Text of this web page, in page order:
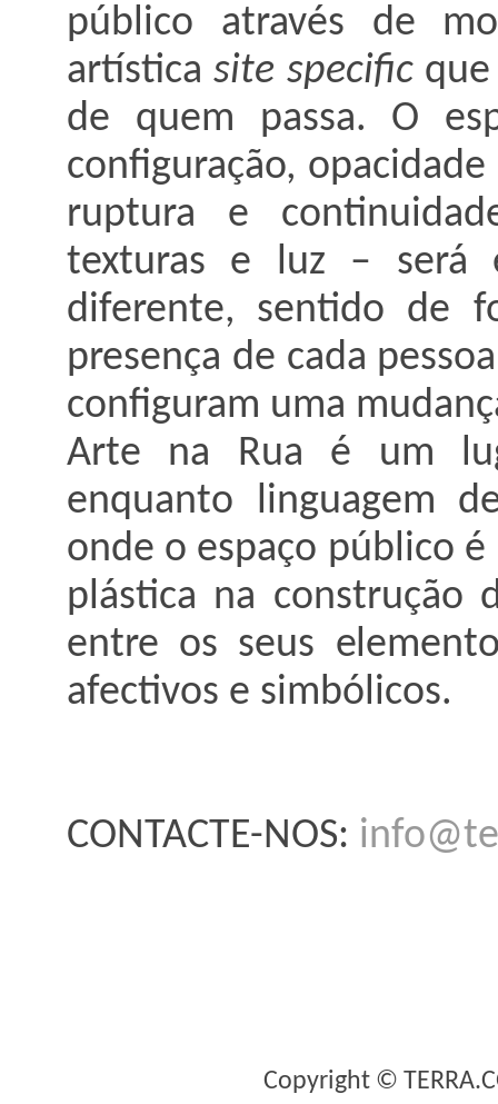
público através de
artísticasite specific
de quem passa. O
configuração,
ruptura e
texturas e luz – será
diferente, sentido de
presença de cada
configuram uma
Arte na Rua é um
enquanto linguagem
onde o espaço público
plástica na construção
entre os seus
afectivos e simbólicos.
CONTACTE-NOS:
Copyright ©